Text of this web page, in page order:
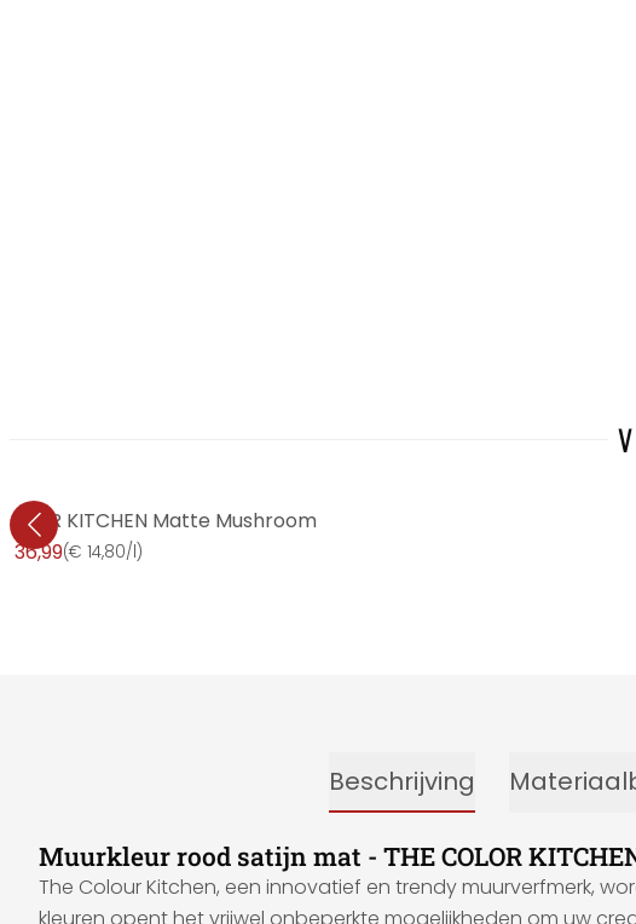
KITCHEN Matte Mushroom
36,99(€ 14,80/l)
Beschrijving
Muurkleur rood satijn mat - THE COLOR
The Colour Kitchen, een innovatief en trendy muurverfmerk,